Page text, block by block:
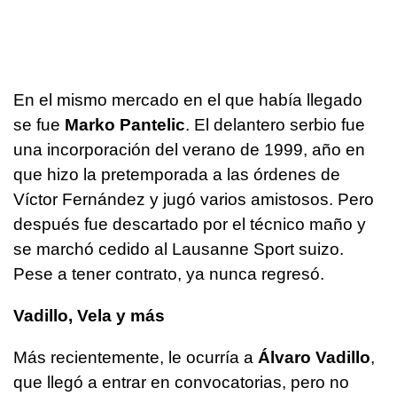
En el mismo mercado en el que había llegado
se fue Marko Pantelic. El delantero serbio fue
una incorporación del verano de 1999, año en
que hizo la pretemporada a las órdenes de
Víctor Fernández y jugó varios amistosos. Pero
después fue descartado por el técnico maño y
se marchó cedido al Lausanne Sport suizo.
Pese a tener contrato, ya nunca regresó.
Vadillo, Vela y más
Más recientemente, le ocurría a Álvaro Vadillo,
que llegó a entrar en convocatorias, pero no